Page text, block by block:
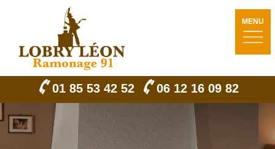
MENU
01 85 53 42 52 06 12 16 09 82